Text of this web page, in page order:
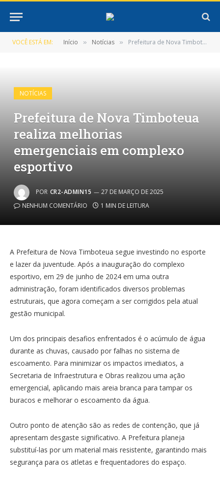
VOCÊ ESTÁ EM: Início » Notícias » Prefeitura de Nova Timboteua realiza melhorias emergenciais em complexo esportivo
NOTÍCIAS
Prefeitura de Nova Timboteua
realiza melhorias
emergenciais em complexo
esportivo
POR CR2-ADMIN15
27 DE MARÇO DE 2025
NENHUM COMENTÁRIO
1 MIN DE LEITURA
A Prefeitura de Nova Timboteua segue investindo no esporte
e lazer da juventude. Após a inauguração do complexo
esportivo, em 29 de junho de 2024 em uma outra
administração, foram identificados diversos problemas
estruturais, que agora começam a ser corrigidos pela atual
gestão municipal.
Um dos principais desafios enfrentados é o acúmulo de água
durante as chuvas, causado por falhas no sistema de
escoamento. Para minimizar os impactos imediatos, a
Secretaria de Infraestrutura e Obras realizou uma ação
emergencial, aplicando mais areia branca para tampar os
buracos e melhorar o escoamento da água.
Outro ponto de atenção são as redes de contenção, que já
apresentam desgaste significativo. A Prefeitura planeja
substituí-las por um material mais resistente, garantindo mais
segurança para os atletas e frequentadores do espaço.